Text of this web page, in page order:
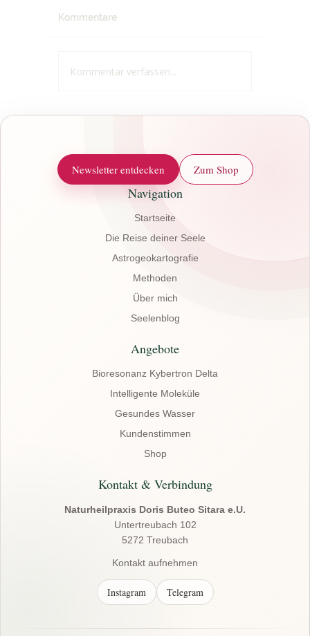
Manche
Termin
Kommentare
Kommentar verfassen...
Newsletter entdecken Zum Shop
Navigation
Startseite
Die Reise deiner Seele
Astrogeokartografie
Methoden
Über mich
Seelenblog
Angebote
Bioresonanz Kybertron Delta
Intelligente Moleküle
Gesundes Wasser
Kundenstimmen
Shop
Kontakt & Verbindung
Naturheilpraxis Doris Buteo Sitara e.U.
Untertreubach 102
5272 Treubach
Kontakt aufnehmen
Instagram Telegram